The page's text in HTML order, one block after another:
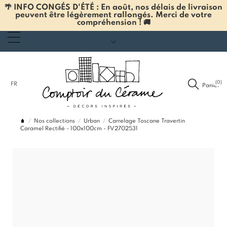
🌴 INFO CONGÉS D'ÉTÉ : En août, nos délais de livraison
peuvent être légèrement rallongés. Merci de votre
compréhension ! 🚚
FR Panier
(0)
Nos collections Urban
Carrelage Toscane Travertin
Caramel Rectifié - 100x100cm - FV2702531